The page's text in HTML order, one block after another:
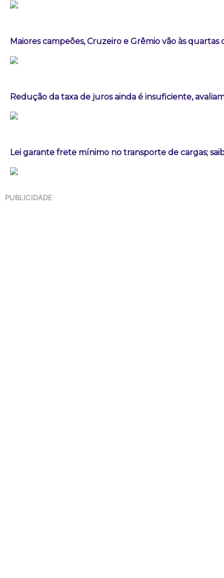
Maiores campeões, Cruzeiro e Grêmio vão às quartas
Redução da taxa de juros ainda é insuficiente,
Lei garante frete mínimo no transporte de cargas;
PUBLICIDADE